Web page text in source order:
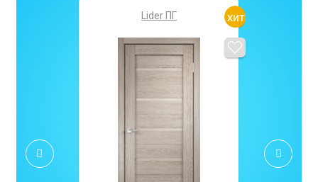
Lider ПГ